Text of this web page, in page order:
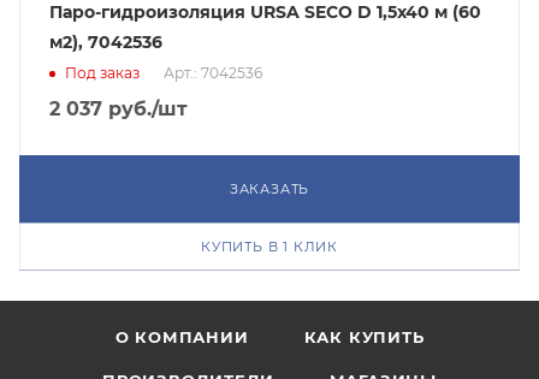
Паро-гидроизоляция URSA SECO D 1,5х40 м (60
м2), 7042536
Под заказ Арт.: 7042536
2 037 руб./шт
ЗАКАЗАТЬ
КУПИТЬ В 1 КЛИК
О КОМПАНИИ КАК КУПИТЬ